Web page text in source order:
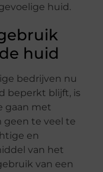
huid.
huid
bedrijven nu
beperkt blijft, is
gaan met
geen te veel te
en
van het
van een